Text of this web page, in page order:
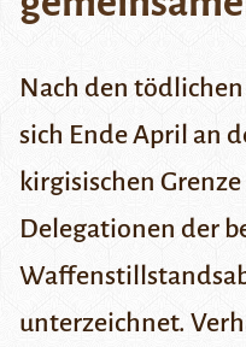
Nach den
sich Ende April an
kirgisischen
Delegationen der
unterzeichnet.